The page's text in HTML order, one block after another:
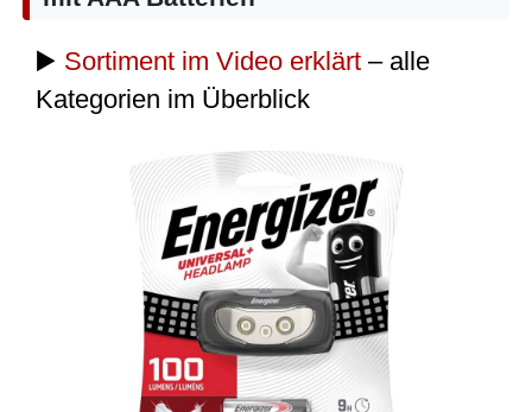
▶️ Sortiment im Video erklärt – alle
Kategorien im Überblick